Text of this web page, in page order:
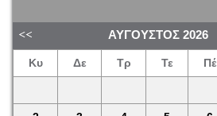
ΑΎΓΟΥΣΤΟΣ 2026
Κυ Δε Τρ Τε Πέ